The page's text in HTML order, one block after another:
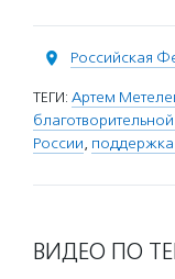
Российская
ТЕГИ: Артем
России,
ВИДЕО ПО